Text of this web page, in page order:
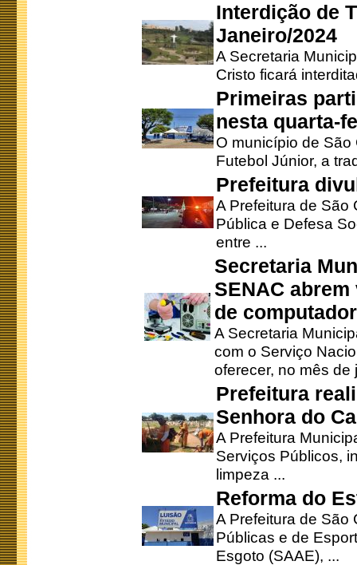
Interdição de
Janeiro/2024
A Secretaria
Cristo ficará
Primeiras
nesta quarta-
O município de
Futebol Júnior, a
Prefeitura
A Prefeitura de São
Pública e Defesa
entre ...
Secretaria
SENAC
de
A Secretaria
com o Serviço
oferecer, no mês de
Prefeitura
Senhora do
A Prefeitura
Serviços Públicos,
limpeza ...
Reforma do
A Prefeitura de São
Públicas e de
Esgoto (SAAE), ...